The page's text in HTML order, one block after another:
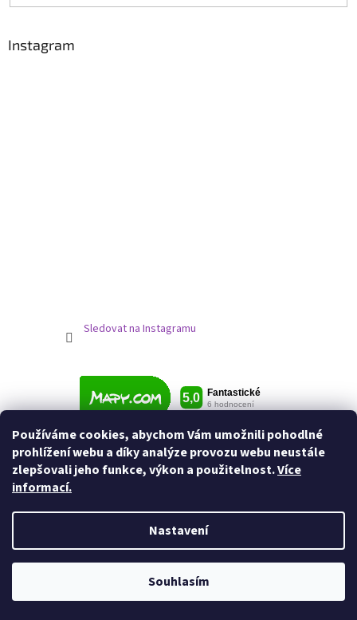
Používáme cookies, abychom Vám umožnili pohodlné
prohlížení webu a díky analýze provozu webu neustále
zlepšovali jeho funkce, výkon a použitelnost.Více
informací.
Nastavení
Souhlasím
Instagram
Sledovat na Instagramu
Vytvořil Shoptet
Jezdecké potřeby. Všechna práva vyhrazena.